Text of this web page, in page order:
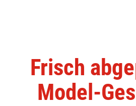
Frisch
Model-